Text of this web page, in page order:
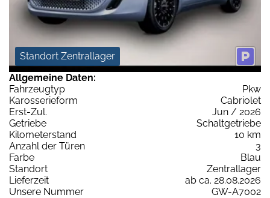
Standort Zentrallager
Allgemeine Daten:
Fahrzeugtyp
Pkw
Karosserieform
Cabriolet
Erst-Zul.
Jun / 2026
Getriebe
Schaltgetriebe
Kilometerstand
10 km
Anzahl der Türen
3
Farbe
Blau
Standort
Zentrallager
Lieferzeit
ab ca. 28.08.2026
Unsere Nummer
GW-A7002